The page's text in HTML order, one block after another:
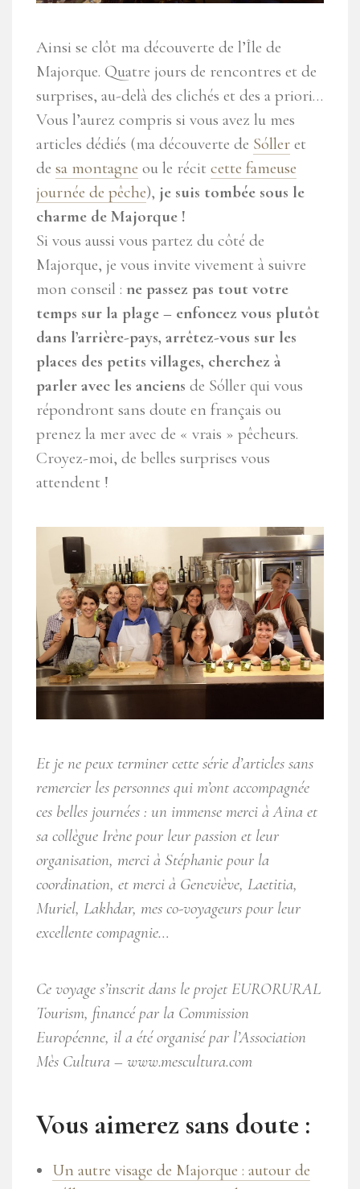
Ainsi se clôt ma découverte de l’Île de
Majorque. Quatre jours de rencontres et de
surprises, au-delà des clichés et des a priori…
Vous l’aurez compris si vous avez lu mes
articles dédiés (ma découverte de Sóller et
de sa montagne ou le récit cette fameuse
journée de pêche), je suis tombée sous le
charme de Majorque !
Si vous aussi vous partez du côté de
Majorque, je vous invite vivement à suivre
mon conseil : ne passez pas tout votre
temps sur la plage – enfoncez vous plutôt
dans l’arrière-pays, arrêtez-vous sur les
places des petits villages, cherchez à
parler avec les anciens de Sóller qui vous
répondront sans doute en français ou
prenez la mer avec de « vrais » pêcheurs.
Croyez-moi, de belles surprises vous
attendent !
Et je ne peux terminer cette série d’articles sans
remercier les personnes qui m’ont accompagnée
ces belles journées : un immense merci à Aina et
sa collègue Irène pour leur passion et leur
organisation, merci à Stéphanie pour la
coordination, et merci à Geneviève, Laetitia,
Muriel, Lakhdar, mes co-voyageurs pour leur
excellente compagnie…
Ce voyage s’inscrit dans le projet EURORURAL
Tourism, financé par la Commission
Européenne, il a été organisé par l’Association
Mès Cultura – www.mescultura.com
Vous aimerez sans doute :
Un autre visage de Majorque : autour de